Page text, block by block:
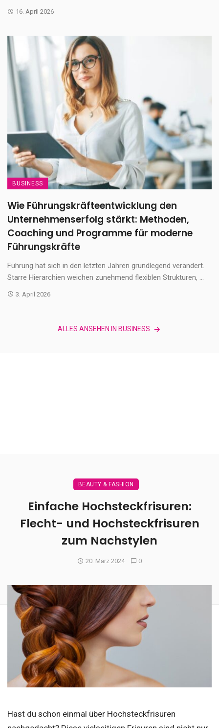
16. April 2026
BUSINESS
Wie Führungskräfteentwicklung den
Unternehmenserfolg stärkt: Methoden,
Coaching und Programme für moderne
Führungskräfte
Führung hat sich in den letzten Jahren grundlegend verändert.
Starre Hierarchien weichen zunehmend flexiblen Strukturen, ...
3. April 2026
ALLES ANSEHEN IN BUSINESS
BEAUTY & FASHION
Einfache Hochsteckfrisuren:
Flecht- und Hochsteckfrisuren
zum Nachstylen
20. März 2024 0
Hast du schon einmal über Hochsteckfrisuren